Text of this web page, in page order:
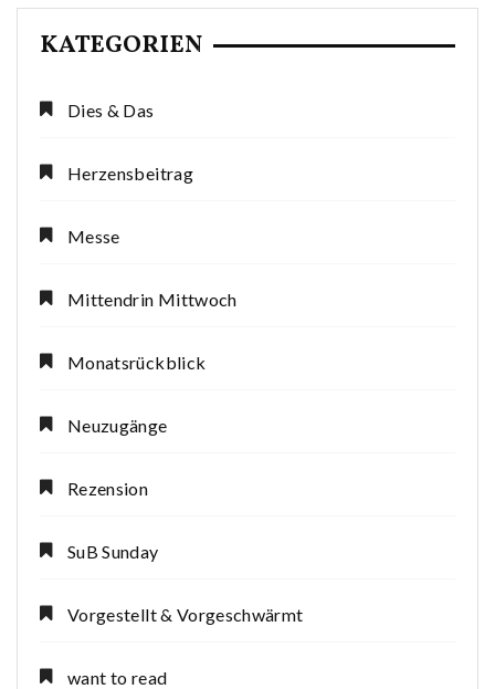
KATEGORIEN
Dies & Das
Herzensbeitrag
Messe
Mittendrin Mittwoch
Monatsrückblick
Neuzugänge
Rezension
SuB Sunday
Vorgestellt & Vorgeschwärmt
want to read